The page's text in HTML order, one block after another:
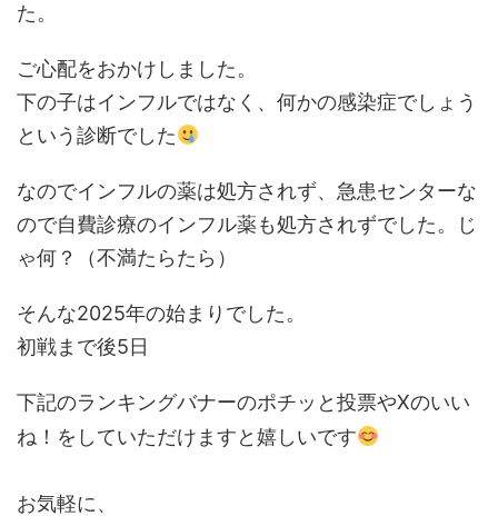
た。
ご心配をおかけしました。
下の子はインフルではなく、何かの感染症でしょう
という診断でした
なのでインフルの薬は処方されず、急患センターな
ので自費診療のインフル薬も処方されずでした。じ
ゃ何？（不満たらたら）
そんな2025年の始まりでした。
初戦まで後5日
下記のランキングバナーのポチッと投票やXのいい
ね！をしていただけますと嬉しいです
お気軽に、